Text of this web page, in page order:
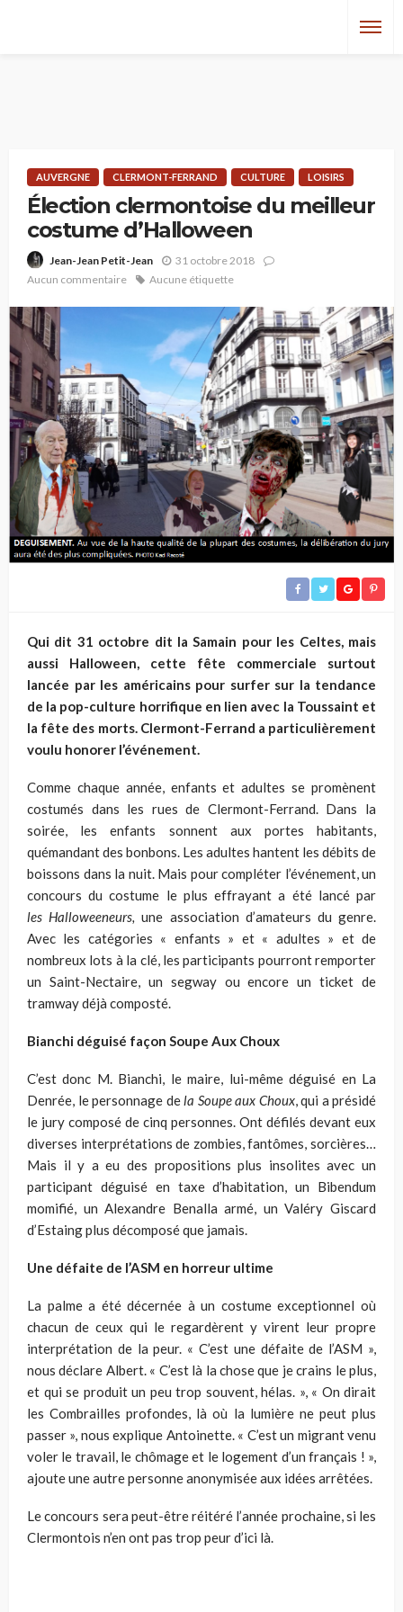
AUVERGNE CLERMONT-FERRAND CULTURE LOISIRS
Élection clermontoise du meilleur
costume d’Halloween
Jean-Jean Petit-Jean
31 octobre 2018
Aucun commentaire
Aucune étiquette
Qui dit 31 octobre dit la Samain pour les Celtes, mais
aussi Halloween, cette fête commerciale surtout
lancée par les américains pour surfer sur la tendance
de la pop-culture horrifique en lien avec la Toussaint et
la fête des morts. Clermont-Ferrand a particulièrement
voulu honorer l’événement.
Comme chaque année, enfants et adultes se promènent
costumés dans les rues de Clermont-Ferrand. Dans la
soirée, les enfants sonnent aux portes habitants,
quémandant des bonbons. Les adultes hantent les débits de
boissons dans la nuit. Mais pour compléter l’événement, un
concours du costume le plus effrayant a été lancé par
les Halloweeneurs,une association d’amateurs du genre.
Avec les catégories « enfants » et « adultes » et de
nombreux lots à la clé, les participants pourront remporter
un Saint-Nectaire, un segway ou encore un ticket de
tramway déjà composté.
Bianchi déguisé façon Soupe Aux Choux
C’est donc M. Bianchi, le maire, lui-même déguisé en La
Denrée, le personnage dela Soupe aux Choux, qui a présidé
le jury composé de cinq personnes. Ont défilés devant eux
diverses interprétations de zombies, fantômes, sorcières…
Mais il y a eu des propositions plus insolites avec un
participant déguisé en taxe d’habitation, un Bibendum
momifié, un Alexandre Benalla armé, un Valéry Giscard
d’Estaing plus décomposé que jamais.
Une défaite de l’ASM en horreur ultime
La palme a été décernée à un costume exceptionnel où
chacun de ceux qui le regardèrent y virent leur propre
interprétation de la peur. « C’est une défaite de l’ASM »,
nous déclare Albert. « C’est là la chose que je crains le plus,
et qui se produit un peu trop souvent, hélas. », « On dirait
les Combrailles profondes, là où la lumière ne peut plus
passer », nous explique Antoinette. « C’est un migrant venu
voler le travail, le chômage et le logement d’un français ! »,
ajoute une autre personne anonymisée aux idées arrêtées.
Le concours sera peut-être réitéré l’année prochaine, si les
Clermontois n’en ont pas trop peur d’ici là.